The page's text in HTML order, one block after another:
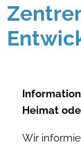
Heimat
Wir